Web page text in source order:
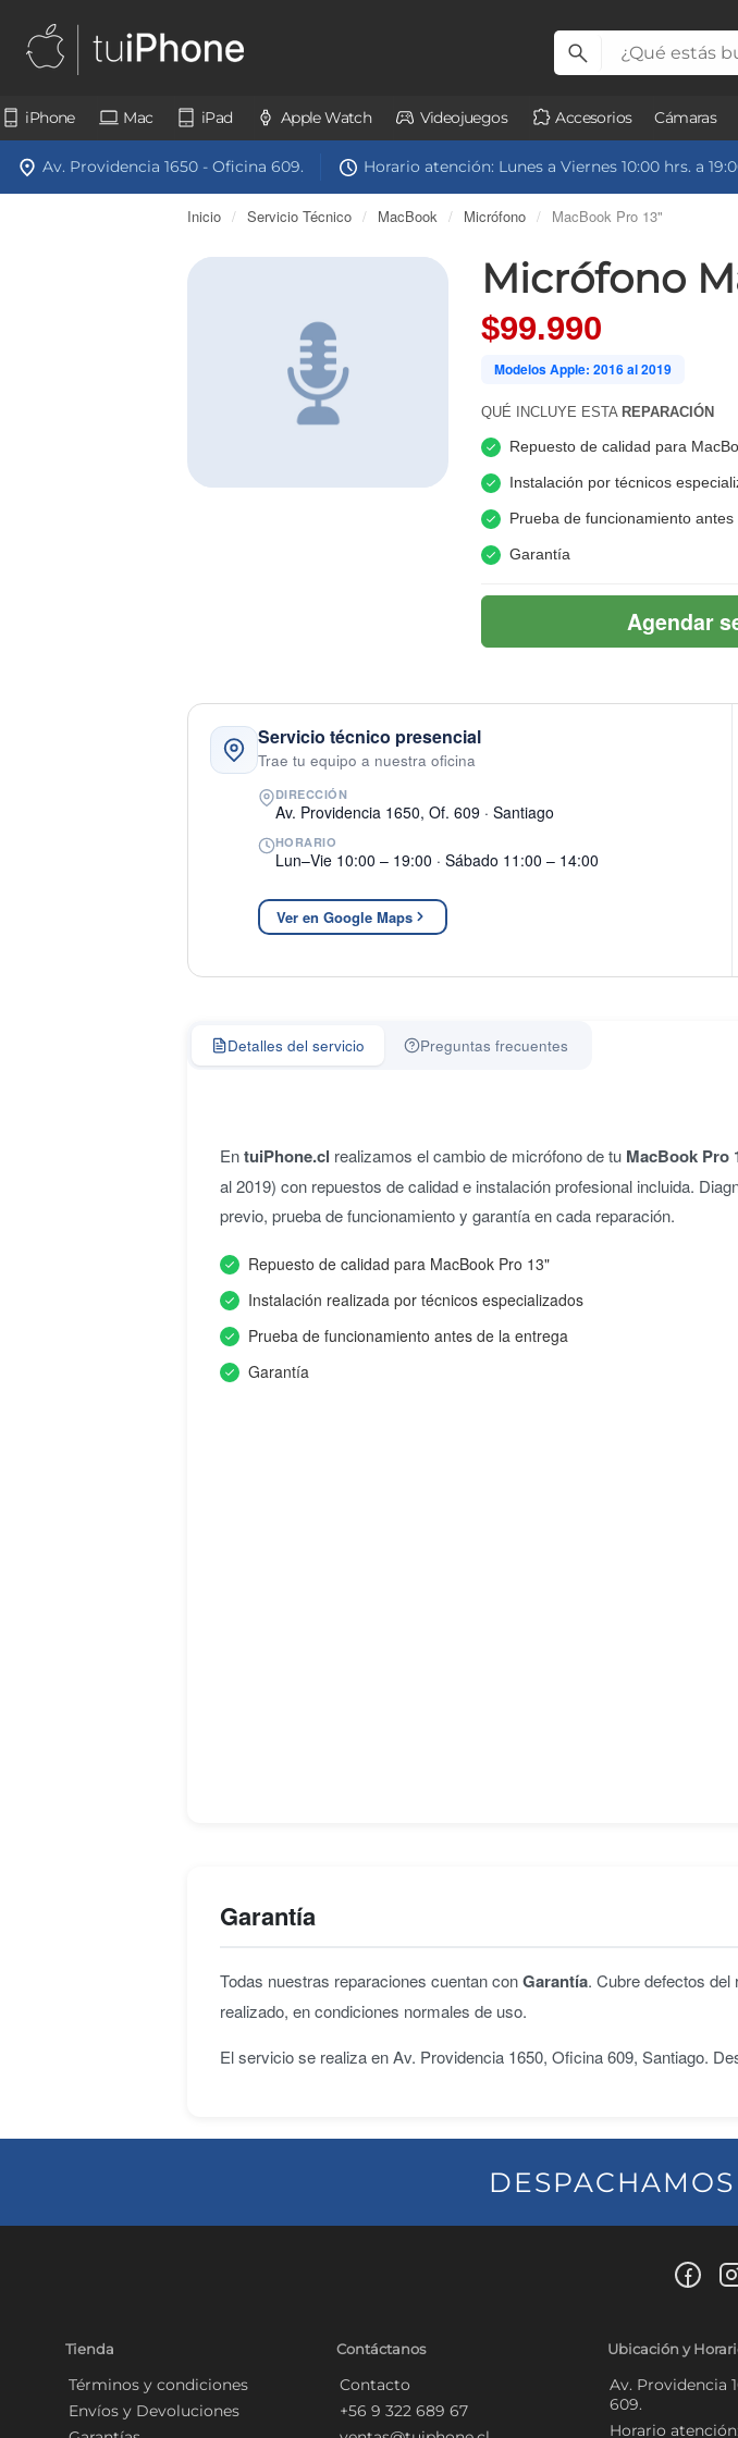
iPhone Mac iPad Apple Watch Videojuegos Accesorios Cámaras
Av. Providencia 1650 - Oficina 609. Horario atención: Lunes a Viernes 10:00 hrs. a
Inicio / Servicio Técnico / MacBook / Micrófono / MacBook Pro 13"
Micrófono
$99.990
Modelos Apple: 2016 al 2019
QUÉ INCLUYE ESTA REPARACIÓN
Repuesto de calidad para
Instalación por técnicos
Prueba de funcionamiento
Garantía
Agendar
Servicio técnico presencial
Trae tu equipo a nuestra oficina
DIRECCIÓN
Av. Providencia 1650, Of. 609 · Santiago
HORARIO
Lun–Vie 10:00 – 19:00 · Sábado 11:00 – 14:00
Ver en Google Maps
Detalles del servicio Preguntas frecuentes
EntuiPhone.cl realizamos el cambio de micrófono de tu MacBook Pro
al 2019) con repuestos de calidad e instalación profesional incluida.
previo, prueba de funcionamiento y garantía en cada reparación.
Repuesto de calidad para MacBook Pro 13"
Instalación realizada por técnicos especializados
Prueba de funcionamiento antes de la entrega
Garantía
Garantía
Todas nuestras reparaciones cuentan conGarantía. Cubre defectos
realizado, en condiciones normales de uso.
El servicio se realiza en Av. Providencia 1650, Oficina 609, Santiago.
Tienda
Términos y condiciones
Envíos y Devoluciones
Contáctanos
Contacto
+56 9 322 689 67
Ubicación y
Av. Providencia
609.
Horario